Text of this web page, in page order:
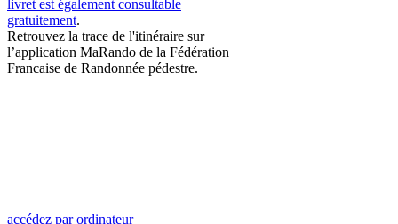
livret est également consultable
gratuitement.
Retrouvez la trace de l'itinéraire sur
l’application MaRando de la Fédération
Francaise de Randonnée pédestre.
accédez par ordinateur